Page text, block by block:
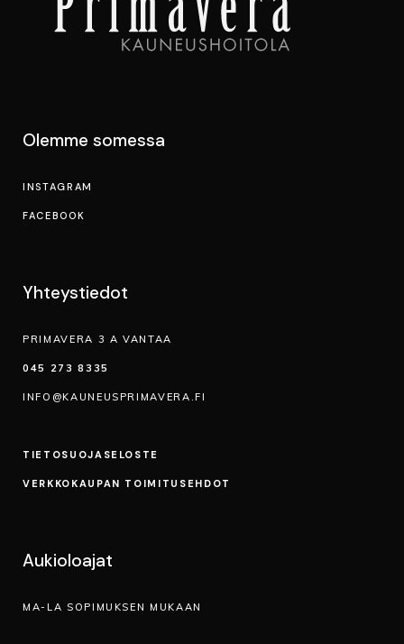
Olemme somessa
INSTAGRAM
FACEBOOK
Yhteystiedot
PRIMAVERA 3 A VANTAA
045 273 8335
INFO@KAUNEUSPRIMAVERA.FI
TIETOSUOJA­SELOSTE
VERKKOKAUPAN TOIMITUSEHDOT
Aukioloajat
MA-LA SOPIMUKSEN MUKAAN